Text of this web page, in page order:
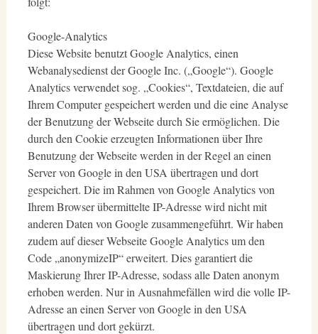
Google-Analytics
Diese Website benutzt Google Analytics, einen
Webanalysedienst der Google Inc. („Google“). Google
Analytics verwendet sog. „Cookies“, Textdateien, die auf
Ihrem Computer gespeichert werden und die eine Analyse
der Benutzung der Webseite durch Sie ermöglichen. Die
durch den Cookie erzeugten Informationen über Ihre
Benutzung der Webseite werden in der Regel an einen
Server von Google in den USA übertragen und dort
gespeichert. Die im Rahmen von Google Analytics von
Ihrem Browser übermittelte IP-Adresse wird nicht mit
anderen Daten von Google zusammengeführt. Wir haben
zudem auf dieser Webseite Google Analytics um den
Code „anonymizeIP“ erweitert. Dies garantiert die
Maskierung Ihrer IP-Adresse, sodass alle Daten anonym
erhoben werden. Nur in Ausnahmefällen wird die volle IP-
Adresse an einen Server von Google in den USA
übertragen und dort gekürzt.